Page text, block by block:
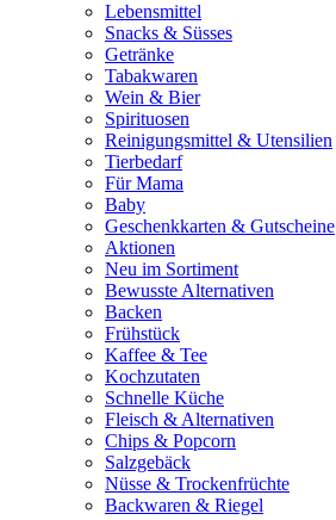
Lebensmittel
Snacks & Süsses
Getränke
Tabakwaren
Wein & Bier
Spirituosen
Reinigungsmittel & Utensilien
Tierbedarf
Für Mama
Baby
Geschenkkarten & Gutscheine
Aktionen
Neu im Sortiment
Bewusste Alternativen
Backen
Frühstück
Kaffee & Tee
Kochzutaten
Schnelle Küche
Fleisch & Alternativen
Chips & Popcorn
Salzgebäck
Nüsse & Trockenfrüchte
Backwaren & Riegel